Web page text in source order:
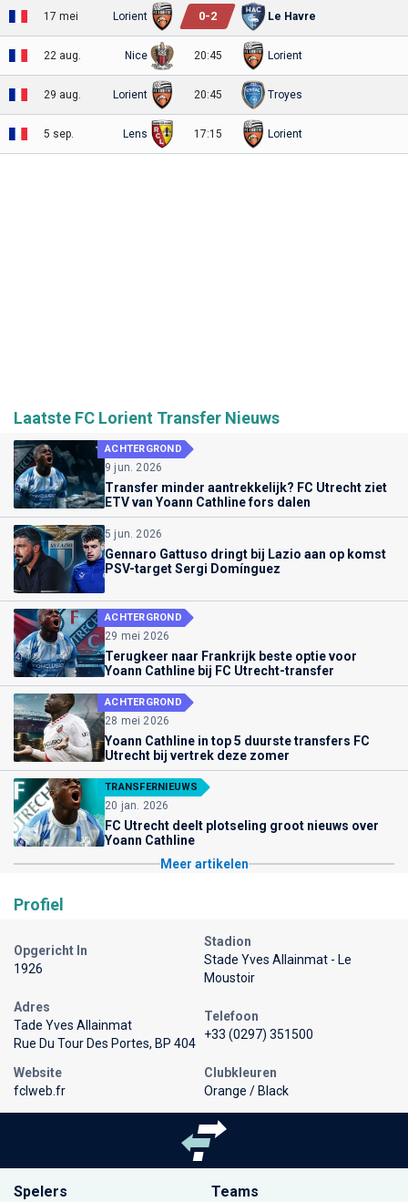
17 mei Lorient 0-2 Le Havre
22 aug. Nice 20:45 Lorient
29 aug. Lorient 20:45 Troyes
5 sep. Lens 17:15 Lorient
Laatste FC Lorient Transfer Nieuws
ACHTERGROND
9 jun. 2026
Transfer minder aantrekkelijk? FC Utrecht ziet
ETV van Yoann Cathline fors dalen
5 jun. 2026
Gennaro Gattuso dringt bij Lazio aan op komst
PSV-target Sergi Domínguez
ACHTERGROND
29 mei 2026
Terugkeer naar Frankrijk beste optie voor
Yoann Cathline bij FC Utrecht-transfer
ACHTERGROND
28 mei 2026
Yoann Cathline in top 5 duurste transfers FC
Utrecht bij vertrek deze zomer
TRANSFERNIEUWS
20 jan. 2026
FC Utrecht deelt plotseling groot nieuws over
Yoann Cathline
Meer artikelen
Profiel
Opgericht In
1926
Stadion
Stade Yves Allainmat - Le
Moustoir
Adres
Tade Yves Allainmat
Rue Du Tour Des Portes, BP 404
Telefoon
+33 (0297) 351500
Website
fclweb.fr
Clubkleuren
Orange / Black
Spelers Teams